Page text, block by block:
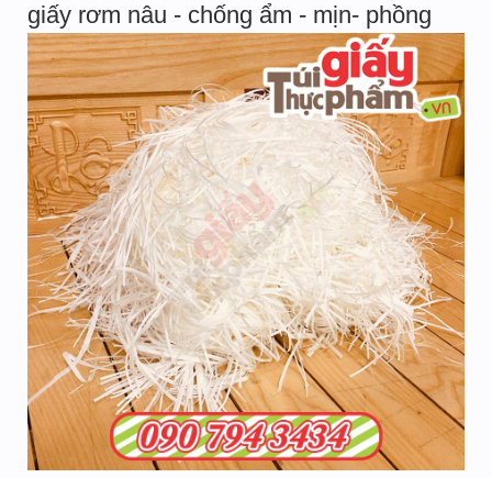
giấy rơm nâu - chống ẩm - mịn- phồng